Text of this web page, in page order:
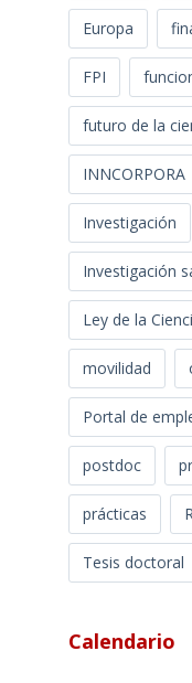
Europa
FPI
futuro de la
INNCORPORA
Investigación
Investigación
Ley de la
movilidad
Portal de
postdoc
prácticas
Tesis doctoral
Calendario